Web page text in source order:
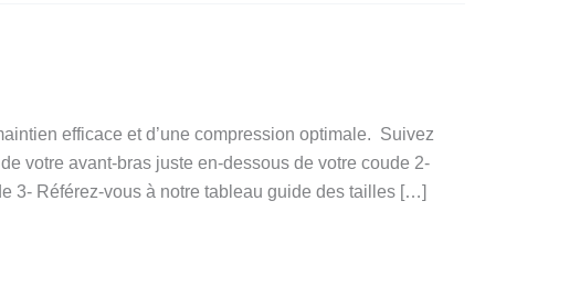
efficace et d’une compression optimale. Suivez
votre avant-bras juste en-dessous de votre coude 2-
3- Référez-vous à notre tableau guide des tailles […]